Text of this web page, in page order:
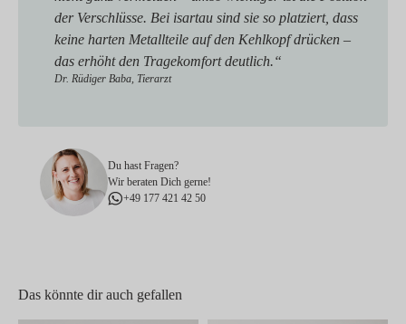
der Verschlüsse. Bei isartau sind sie so platziert, dass
keine harten Metallteile auf den Kehlkopf drücken –
das erhöht den Tragekomfort deutlich.“
Dr. Rüdiger Baba, Tierarzt
Du hast Fragen?
Wir beraten Dich gerne!
+49 177 421 42 50
Das könnte dir auch gefallen